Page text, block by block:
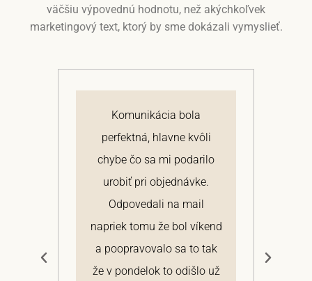
väčšiu výpovednú hodnotu, než akýchkoľvek
marketingový text, ktorý by sme dokázali vymyslieť.
Komunikácia bola
perfektná, hlavne kvôli
chybe čo sa mi podarilo
urobiť pri objednávke.
Odpovedali na mail
napriek tomu že bol víkend
a poopravovalo sa to tak
že v pondelok to odišlo už